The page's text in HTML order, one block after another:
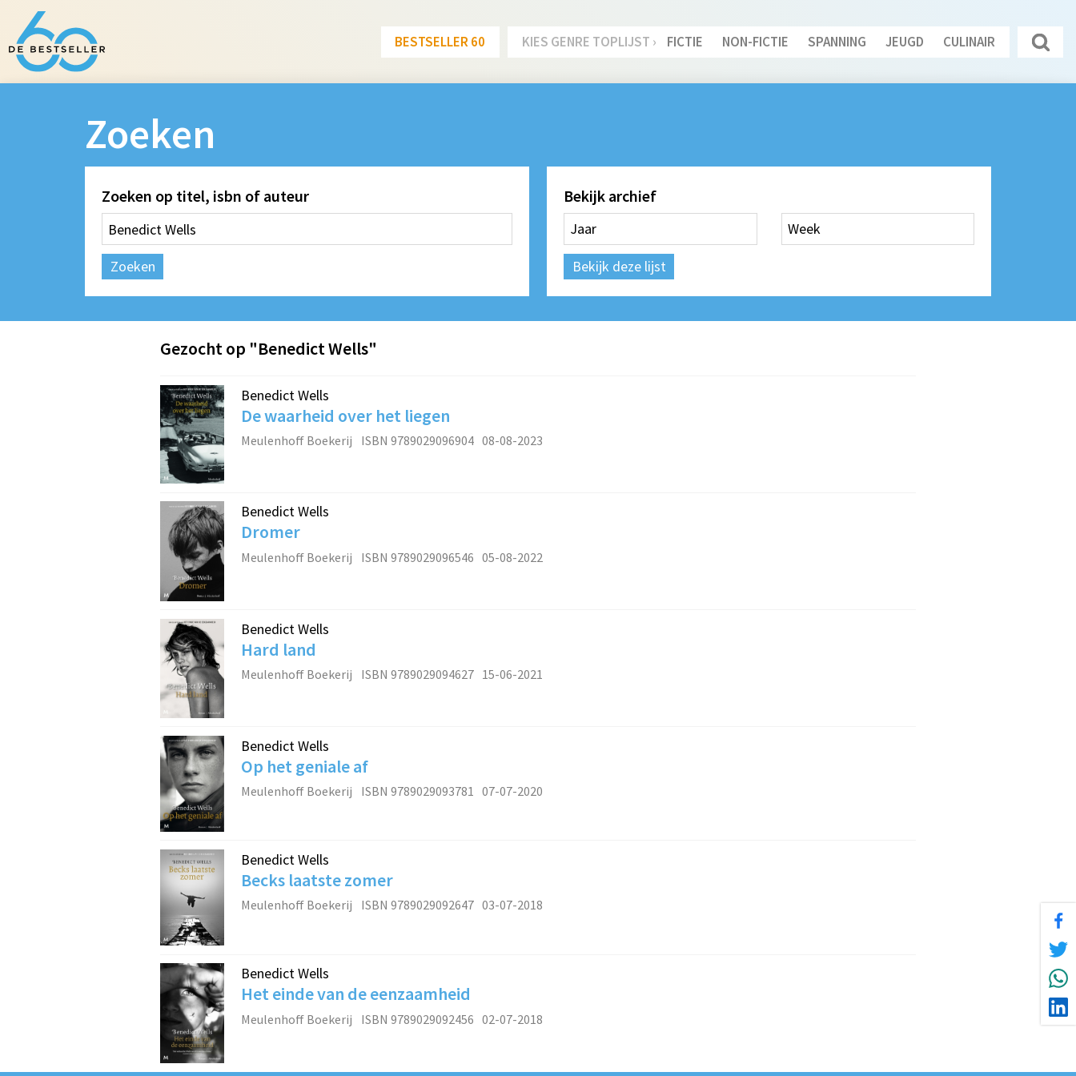
BESTSELLER 60 KIES GENRE TOPLIJST › FICTIE NON-FICTIE SPANNING JEUGD CULINAIR
Zoeken
Zoeken op titel, isbn of auteur
Zoeken
Bekijk archief
Bekijk deze lijst
Gezocht op "Benedict Wells"
Benedict Wells
De waarheid over het liegen
Meulenhoff Boekerij ISBN 9789029096904 08-08-2023
Benedict Wells
Dromer
Meulenhoff Boekerij ISBN 9789029096546 05-08-2022
Benedict Wells
Hard land
Meulenhoff Boekerij ISBN 9789029094627 15-06-2021
Benedict Wells
Op het geniale af
Meulenhoff Boekerij ISBN 9789029093781 07-07-2020
Benedict Wells
Becks laatste zomer
Meulenhoff Boekerij ISBN 9789029092647 03-07-2018
Benedict Wells
Het einde van de eenzaamheid
Meulenhoff Boekerij ISBN 9789029092456 02-07-2018